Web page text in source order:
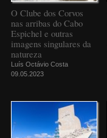
O Clube dos Corvos
nas arribas do Cabo
Espichel e outras
imagens singulares da
natureza
Luís Octávio Costa
09.05.2023